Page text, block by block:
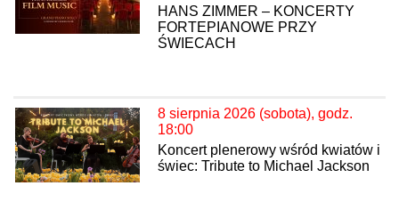
HANS ZIMMER – KONCERTY
FORTEPIANOWE PRZY
ŚWIECACH
8 sierpnia 2026 (sobota), godz.
18:00
Koncert plenerowy wśród kwiatów i
świec: Tribute to Michael Jackson